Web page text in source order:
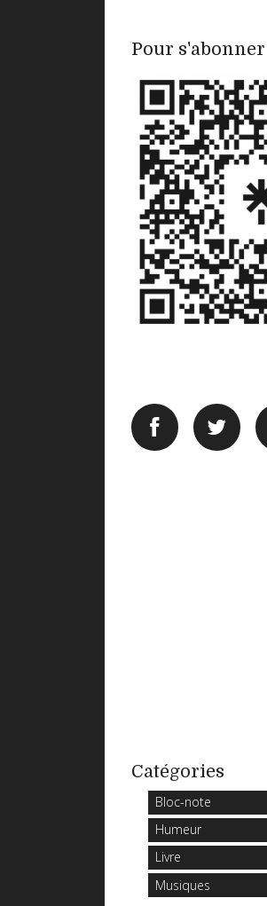
Pour s'abonner
Catégories
Bloc-note
Humeur
Livre
Musiques